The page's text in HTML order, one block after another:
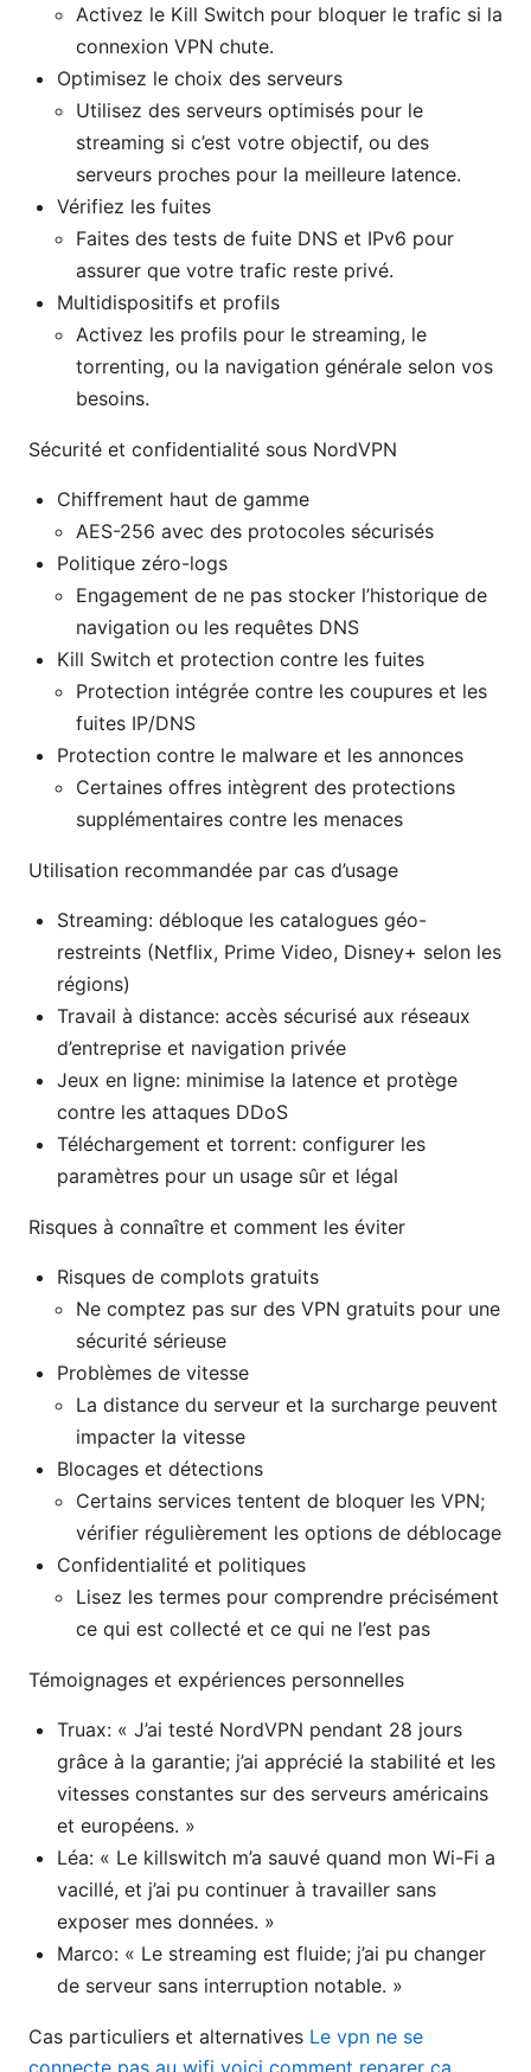
Activez le Kill Switch pour bloquer le trafic si la
connexion VPN chute.
Optimisez le choix des serveurs
Utilisez des serveurs optimisés pour le
streaming si c’est votre objectif, ou des
serveurs proches pour la meilleure latence.
Vérifiez les fuites
Faites des tests de fuite DNS et IPv6 pour
assurer que votre trafic reste privé.
Multidispositifs et profils
Activez les profils pour le streaming, le
torrenting, ou la navigation générale selon vos
besoins.
Sécurité et confidentialité sous NordVPN
Chiffrement haut de gamme
AES-256 avec des protocoles sécurisés
Politique zéro-logs
Engagement de ne pas stocker l’historique de
navigation ou les requêtes DNS
Kill Switch et protection contre les fuites
Protection intégrée contre les coupures et les
fuites IP/DNS
Protection contre le malware et les annonces
Certaines offres intègrent des protections
supplémentaires contre les menaces
Utilisation recommandée par cas d’usage
Streaming: débloque les catalogues géo-
restreints (Netflix, Prime Video, Disney+ selon les
régions)
Travail à distance: accès sécurisé aux réseaux
d’entreprise et navigation privée
Jeux en ligne: minimise la latence et protège
contre les attaques DDoS
Téléchargement et torrent: configurer les
paramètres pour un usage sûr et légal
Risques à connaître et comment les éviter
Risques de complots gratuits
Ne comptez pas sur des VPN gratuits pour une
sécurité sérieuse
Problèmes de vitesse
La distance du serveur et la surcharge peuvent
impacter la vitesse
Blocages et détections
Certains services tentent de bloquer les VPN;
vérifier régulièrement les options de déblocage
Confidentialité et politiques
Lisez les termes pour comprendre précisément
ce qui est collecté et ce qui ne l’est pas
Témoignages et expériences personnelles
Truax: « J’ai testé NordVPN pendant 28 jours
grâce à la garantie; j’ai apprécié la stabilité et les
vitesses constantes sur des serveurs américains
et européens. »
Léa: « Le killswitch m’a sauvé quand mon Wi-Fi a
vacillé, et j’ai pu continuer à travailler sans
exposer mes données. »
Marco: « Le streaming est fluide; j’ai pu changer
de serveur sans interruption notable. »
Cas particuliers et alternatives Le vpn ne se